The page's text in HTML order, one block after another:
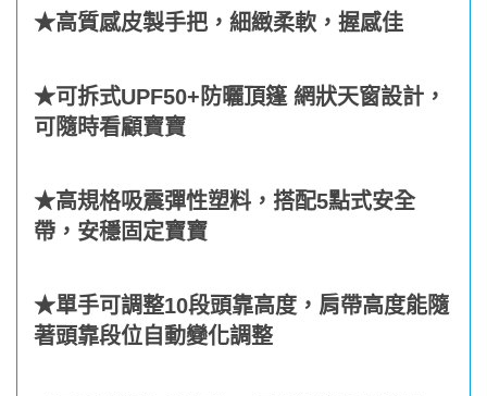
★高質感皮製手把，細緻柔軟，握感佳
★可拆式UPF50+防曬頂篷 網狀天窗設計，
可隨時看顧寶寶
★高規格吸震彈性塑料，搭配5點式安全
帶，安穩固定寶寶
★單手可調整10段頭靠高度，肩帶高度能隨
著頭靠段位自動變化調整